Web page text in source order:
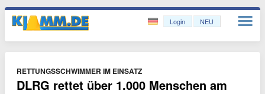
Login NEU
RETTUNGSSCHWIMMER IM EINSATZ
DLRG rettet über 1.000 Menschen am